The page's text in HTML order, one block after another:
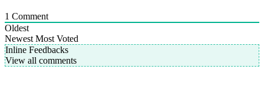
1 Comment
Oldest
Newest Most Voted
Inline Feedbacks
View all comments